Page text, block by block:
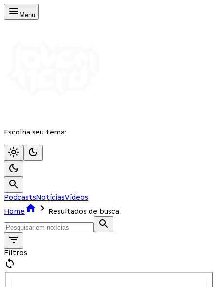
Menu
Escolha seu tema:
PodcastsNotíciasVídeos
Home
Resultados de busca
Filtros